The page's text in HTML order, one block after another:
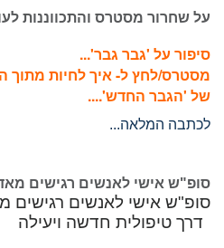
על שחרור מסטרס והתכווננות
סיפור על 'גבר גבר'...
מסטרס/לחץ ל- איך לחיות מתוך
של 'הגבר החדש'....
לכתבה המלאה...
סופ"ש אישי לאנשים רגישים
סופ"ש אישי לאנשים רגישים
דרך טיפולית חדשה ויעילה